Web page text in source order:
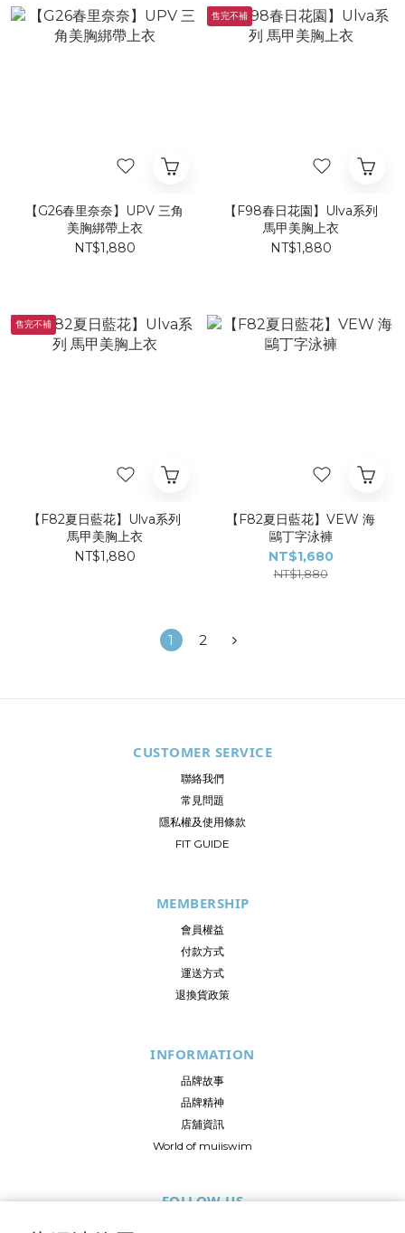
【G26春里奈奈】UPV 三角
美胸綁帶上衣
NT$1,880
售完不補
【F98春日花園】Ulva系列
馬甲美胸上衣
NT$1,880
售完不補
【F82夏日藍花】Ulva系列
馬甲美胸上衣
NT$1,880
【F82夏日藍花】VEW 海
鷗丁字泳褲
NT$1,680
NT$1,880
1 2
CUSTOMER SERVICE
聯絡我們
常見問題
隱私權及使用條款
FIT GUIDE
MEMBERSHIP
會員權益
付款方式
運送方式
退換貨政策
INFORMATION
品牌故事
品牌精神
店舖資訊
World of muiiswim
FOLLOW US